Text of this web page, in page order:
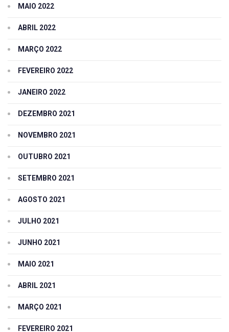
MAIO 2022
ABRIL 2022
MARÇO 2022
FEVEREIRO 2022
JANEIRO 2022
DEZEMBRO 2021
NOVEMBRO 2021
OUTUBRO 2021
SETEMBRO 2021
AGOSTO 2021
JULHO 2021
JUNHO 2021
MAIO 2021
ABRIL 2021
MARÇO 2021
FEVEREIRO 2021